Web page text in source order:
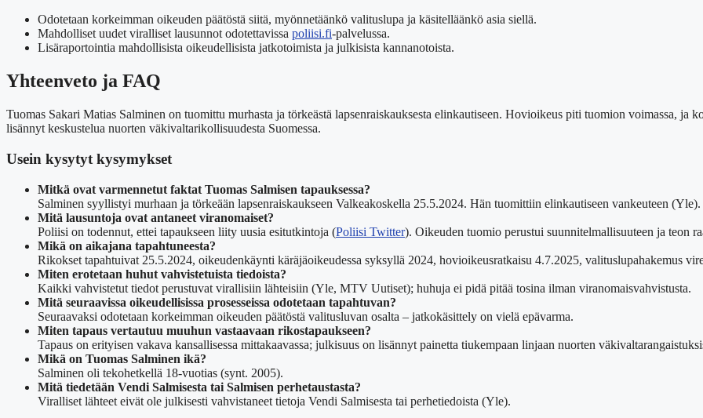
Odotetaan korkeimman oikeuden päätöstä siitä, myönnetäänkö valituslupa ja käsitelläänkö asia siellä.
Mahdolliset uudet viralliset lausunnot odotettavissa poliisi.fi-palvelussa.
Lisäraportointia mahdollisista oikeudellisista jatkotoimista ja julkisista kannanotoista.
Yhteenveto ja FAQ
Tuomas Sakari Matias Salminen on tuomittu murhasta ja törkeästä lapsenraiskauksesta elinkautiseen. Hovioikeus piti tuomion voimassa, ja
lisännyt keskustelua nuorten väkivaltarikollisuudesta Suomessa.
Usein kysytyt kysymykset
Mitkä ovat varmennetut faktat Tuomas Salmisen tapauksessa?
Salminen syyllistyi murhaan ja törkeään lapsenraiskaukseen Valkeakoskella 25.5.2024. Hän tuomittiin elinkautiseen vankeuteen (Yle).
Mitä lausuntoja ovat antaneet viranomaiset?
Poliisi on todennut, ettei tapaukseen liity uusia esitutkintoja (Poliisi Twitter). Oikeuden tuomio perustui suunnitelmallisuuteen ja teon
Mikä on aikajana tapahtuneesta?
Rikokset tapahtuivat 25.5.2024, oikeudenkäynti käräjäoikeudessa syksyllä 2024, hovioikeusratkaisu 4.7.2025, valituslupahakemus
Miten erotetaan huhut vahvistetuista tiedoista?
Kaikki vahvistetut tiedot perustuvat virallisiin lähteisiin (Yle, MTV Uutiset); huhuja ei pidä pitää tosina ilman viranomaisvahvistusta.
Mitä seuraavissa oikeudellisissa prosesseissa odotetaan tapahtuvan?
Seuraavaksi odotetaan korkeimman oikeuden päätöstä valitusluvan osalta – jatkokäsittely on vielä epävarma.
Miten tapaus vertautuu muuhun vastaavaan rikostapaukseen?
Tapaus on erityisen vakava kansallisessa mittakaavassa; julkisuus on lisännyt painetta tiukempaan linjaan nuorten
Mikä on Tuomas Salminen ikä?
Salminen oli tekohetkellä 18-vuotias (synt. 2005).
Mitä tiedetään Vendi Salmisesta tai Salmisen perhetaustasta?
Viralliset lähteet eivät ole julkisesti vahvistaneet tietoja Vendi Salmisesta tai perhetiedoista (Yle).